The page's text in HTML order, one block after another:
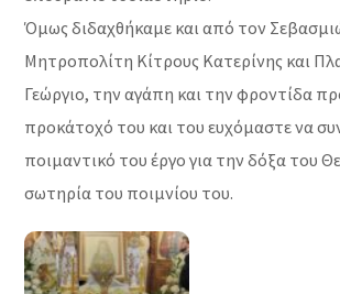
Όμως διδαχθήκαμε και από τον
Μητροπολίτη Κίτρους Κατερίνης και
Γεώργιο, την αγάπη και την φροντίδα
προκάτοχό του και του ευχόμαστε να
ποιμαντικό του έργο για την δόξα του
σωτηρία του ποιμνίου του.